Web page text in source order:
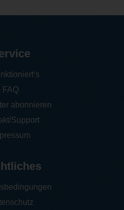
FAQ
abonnieren
Support